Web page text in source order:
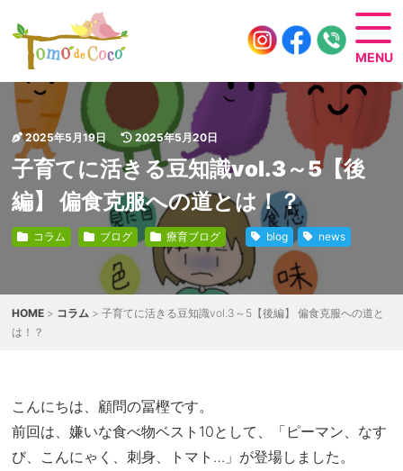
2025年5月19日 2025年5月20日
子育てに活きる豆知識vol.3～5【後
編】 偏食克服への道とは！？
コラム ブログ 療育ブログ blog news
HOME > コラム > 子育てに活きる豆知識vol.3～5【後編】 偏食克服への道と
は！？
こんにちは、顧問の冨樫です。
前回は、嫌いな食べ物ベスト10として、「ピーマン、なす
び、こんにゃく、刺身、トマト…」が登場しました。